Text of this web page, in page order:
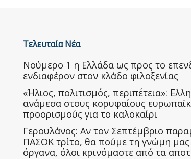
Τελευταία Νέα
Nούμερο 1 η Ελλάδα ως προς το
ενδιαφέρον στον κλάδο φιλοξενίας
«Ήλιος, πολιτισμός, περιπέτεια»:
ανάμεσα στους κορυφαίους
προορισμούς για το καλοκαίρι
Γερουλάνος: Αν τον Σεπτέμβριο
ΠΑΣΟΚ τρίτο, θα πούμε τη γνώμη
όργανα, όλοι κρινόμαστε από τα